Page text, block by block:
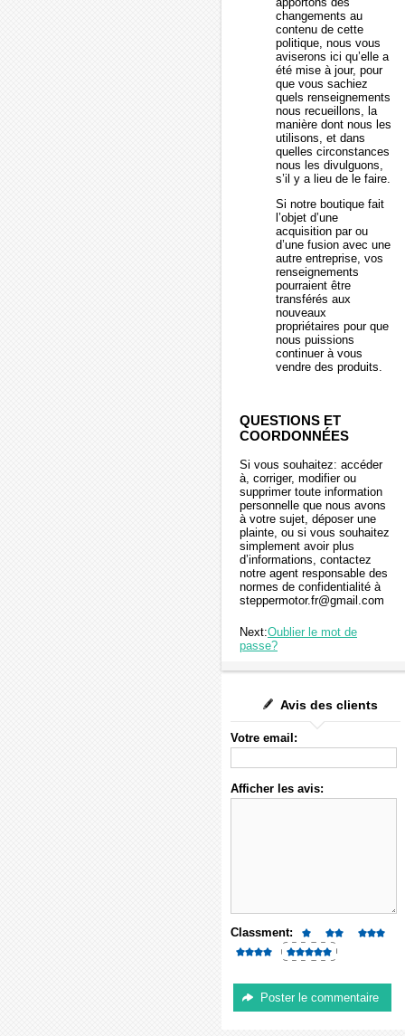
changements au
contenu de cette
politique, nous vous
aviserons ici qu’elle a
été mise à jour, pour
que vous sachiez
quels renseignements
nous recueillons, la
manière dont nous les
utilisons, et dans
quelles circonstances
nous les divulguons,
s’il y a lieu de le faire.
Si notre boutique fait
l’objet d’une
acquisition par ou
d’une fusion avec une
autre entreprise, vos
renseignements
pourraient être
transférés aux
nouveaux
propriétaires pour que
nous puissions
continuer à vous
vendre des produits.
QUESTIONS ET
COORDONNÉES
Si vous souhaitez: accéder
à, corriger, modifier ou
supprimer toute information
personnelle que nous avons
à votre sujet, déposer une
plainte, ou si vous souhaitez
simplement avoir plus
d’informations, contactez
notre agent responsable des
normes de confidentialité à
steppermotor.fr@gmail.com
Next:Oublier le mot de
passe?
Avis des clients
Votre email:
Afficher les avis:
Classment: